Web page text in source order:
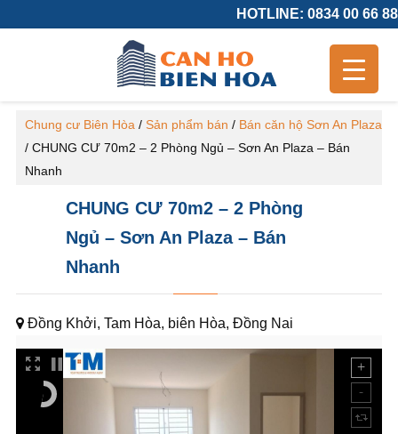
HOTLINE: 0834 00 66 88
Chung cư Biên Hòa / Sản phẩm bán / Bán căn hộ Sơn An Plaza
/ CHUNG CƯ 70m2 – 2 Phòng Ngủ – Sơn An Plaza – Bán
Nhanh
CHUNG CƯ 70m2 – 2 Phòng
Ngủ – Sơn An Plaza – Bán
Nhanh
Đồng Khởi, Tam Hòa, biên Hòa, Đồng Nai